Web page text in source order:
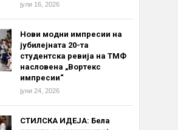
јули 16, 2026
Нови модни импресии на
јубилејната 20-та
студентска ревија на ТМФ
насловена „Вортекс
импресии“
јуни 24, 2026
СТИЛСКА ИДЕЈА: Бела